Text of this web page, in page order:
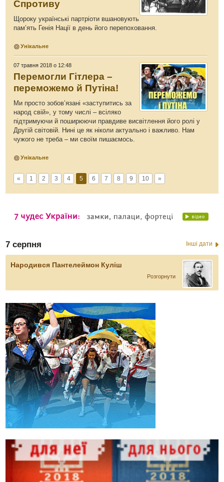
Спротиву
Щороку українські партріоти вшановують
пам’ять Генія Нації в день його перепоховання.
Унікальне
07 травня 2018 о 12:48
Перемогли Гітлера –
переможемо й Путіна!
Ми просто зобов’язані «заступитись за
народ свій», у тому числі – всіляко
підтримуючи й поширюючи правдиве висвітлення його ролі у
Другій світовій. Нині це як ніколи актуально і важливо. Нам
чужого не треба – ми своїм пишаємось.
Унікальне
« 1 2 3 4 5 6 7 8 9 10 »
7 серпня Інші дати
Народився Пантелеймон Куліш
Розгорнути